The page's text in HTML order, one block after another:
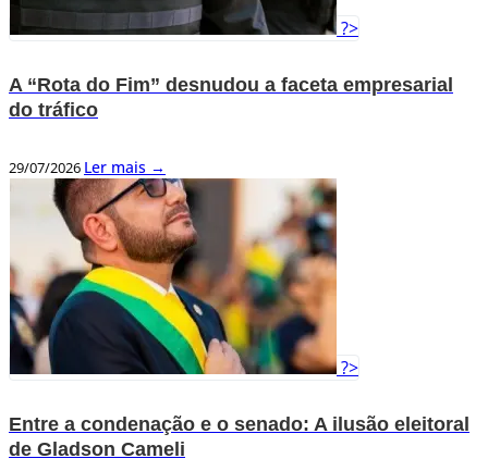
?>
A “Rota do Fim” desnudou a faceta empresarial
do tráfico
29/07/2026 Ler mais →
?>
Entre a condenação e o senado: A ilusão eleitoral
de Gladson Cameli